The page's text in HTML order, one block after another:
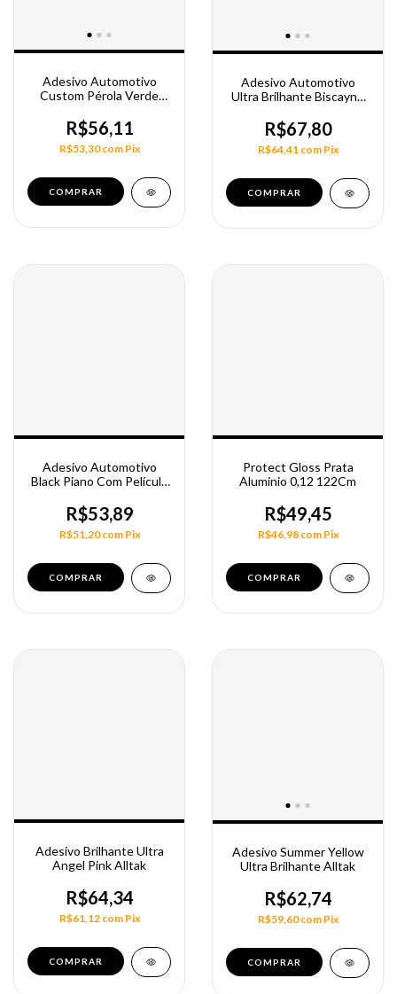
Adesivo Automotivo
Custom Pérola Verde
R$56,11
R$53,30com Pix
COMPRAR
Adesivo Automotivo
Ultra Brilhante Biscayne
R$67,80
R$64,41 com Pix
COMPRAR
Adesivo Automotivo
Black Piano Com Película
R$53,89
R$51,20com Pix
COMPRAR
Protect Gloss Prata
Aluminio 0,12 122Cm
R$49,45
R$46,98 com Pix
COMPRAR
Adesivo Brilhante Ultra
Angel Pink Alltak
R$64,34
R$61,12 com Pix
COMPRAR
Adesivo Summer Yellow
Ultra Brilhante Alltak
R$62,74
R$59,60com Pix
COMPRAR